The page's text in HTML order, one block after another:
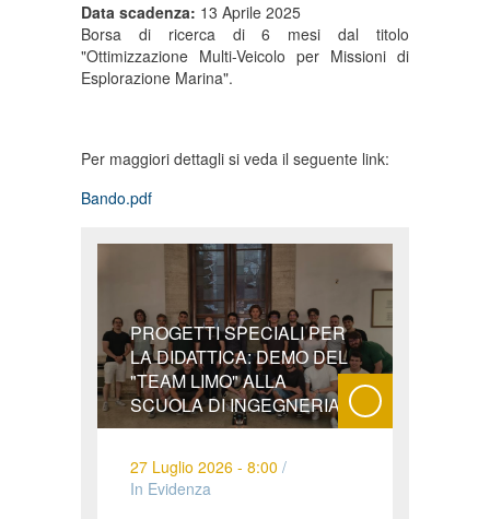
Data scadenza: 13 Aprile 2025
Borsa di ricerca di 6 mesi dal titolo
"Ottimizzazione Multi-Veicolo per Missioni di
Esplorazione Marina".
Per maggiori dettagli si veda il seguente link:
Bando.pdf
PROGETTI SPECIALI PER
LA DIDATTICA: DEMO DEL
"TEAM LIMO" ALLA
SCUOLA DI INGEGNERIA
27 Luglio 2026 - 8:00 /
In Evidenza